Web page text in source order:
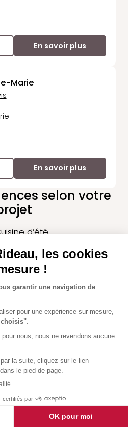
En savoir plus
Marie
En savoir plus
selon votre
d’été
de jardin
de jardin
de maison
de terrasse
de piscine
house
clientavant tout